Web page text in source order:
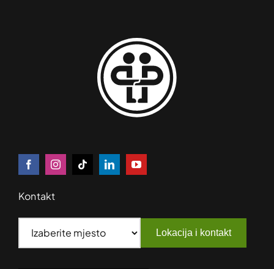
Kontakt
Lokacija i kontakt